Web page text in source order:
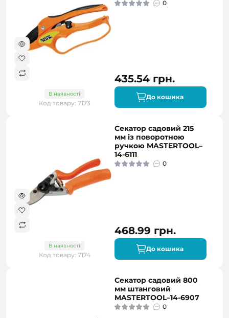
В наявності
Код товару: 7173
0
435.54 грн.
До кошика
В наявності
Код товару: 7174
Секатор садовий 215
мм із поворотною
ручкою MASTERTOOL–
14-6111
0
468.99 грн.
До кошика
Секатор садовий 800
мм штанговий
MASTERTOOL–14-6907
0